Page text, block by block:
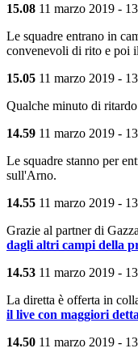
15.08 11 marzo 2019 -
Le squadre entrano in
convenevoli di rito e poi
15.05 11 marzo 2019 -
Qualche minuto di
14.59 11 marzo 2019 -
Le squadre stanno per
sull'Arno.
14.55 11 marzo 2019 -
Grazie al partner di
dagli altri campi della
14.53 11 marzo 2019 -
La diretta è offerta in
il live con maggiori
14.50 11 marzo 2019 -